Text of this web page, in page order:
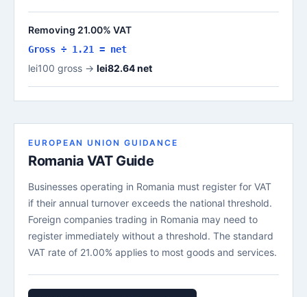
Removing 21.00% VAT
Gross ÷ 1.21 = net
lei100 gross → lei82.64 net
EUROPEAN UNION GUIDANCE
Romania VAT Guide
Businesses operating in Romania must register for VAT
if their annual turnover exceeds the national threshold.
Foreign companies trading in Romania may need to
register immediately without a threshold. The standard
VAT rate of 21.00% applies to most goods and services.